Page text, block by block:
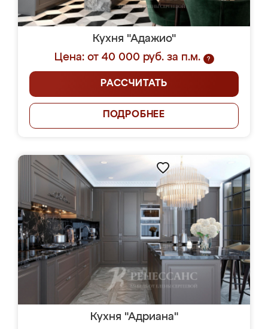
Кухня "Адажио"
Цена: от 40 000 руб. за п.м.
?
РАССЧИТАТЬ
ПОДРОБНЕЕ
Кухня "Адриана"